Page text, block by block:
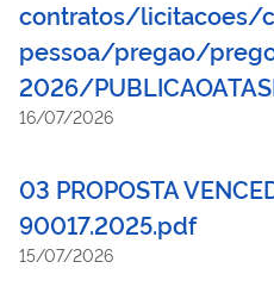
contratos/licitacoes/
pessoa/pregao/
2026/
16/07/2026
03 PROPOSTA
90017.2025.pdf
15/07/2026